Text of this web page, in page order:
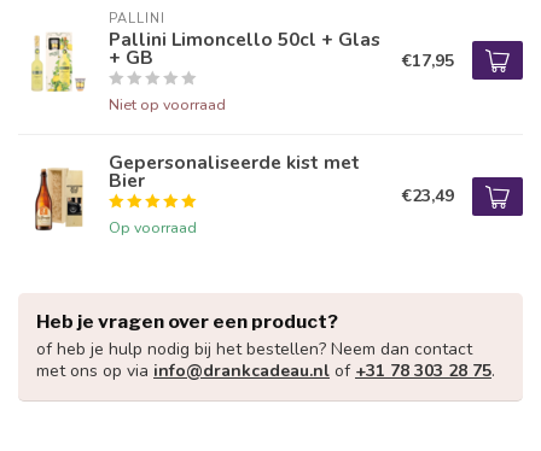
PALLINI
Pallini Limoncello 50cl + Glas
+ GB
Niet op voorraad
€17,95
Gepersonaliseerde kist met
Bier
Op voorraad
€23,49
Heb je vragen over een product?
of heb je hulp nodig bij het bestellen? Neem dan contact
met ons op via info@drankcadeau.nl of +31 78 303 28 75.